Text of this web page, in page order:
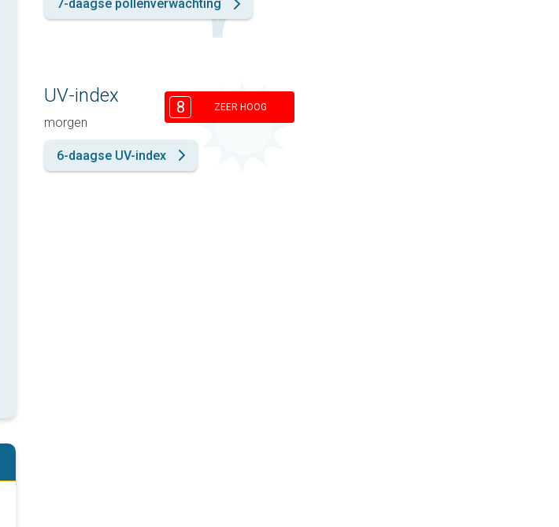
7-daagse pollenverwachting
UV-index
morgen
8 ZEER HOOG
6-daagse UV-index